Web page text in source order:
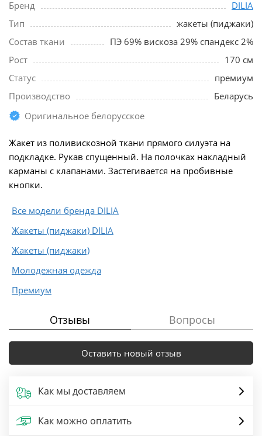
Бренд
DILIA
Тип
жакеты (пиджаки)
Состав ткани
ПЭ 69% вискоза 29% спандекс 2%
Рост
170 см
Статус
премиум
Производство
Беларусь
Оригинальное белорусское
Жакет из поливискозной ткани прямого силуэта на
подкладке. Рукав спущенный. На полочках накладный
карманы с клапанами. Застегивается на пробивные
кнопки.
Все модели бренда DILIA
Жакеты (пиджаки) DILIA
Жакеты (пиджаки)
Молодежная одежда
Премиум
Отзывы Вопросы
Оставить новый отзыв
Как мы доставляем
Как можно оплатить